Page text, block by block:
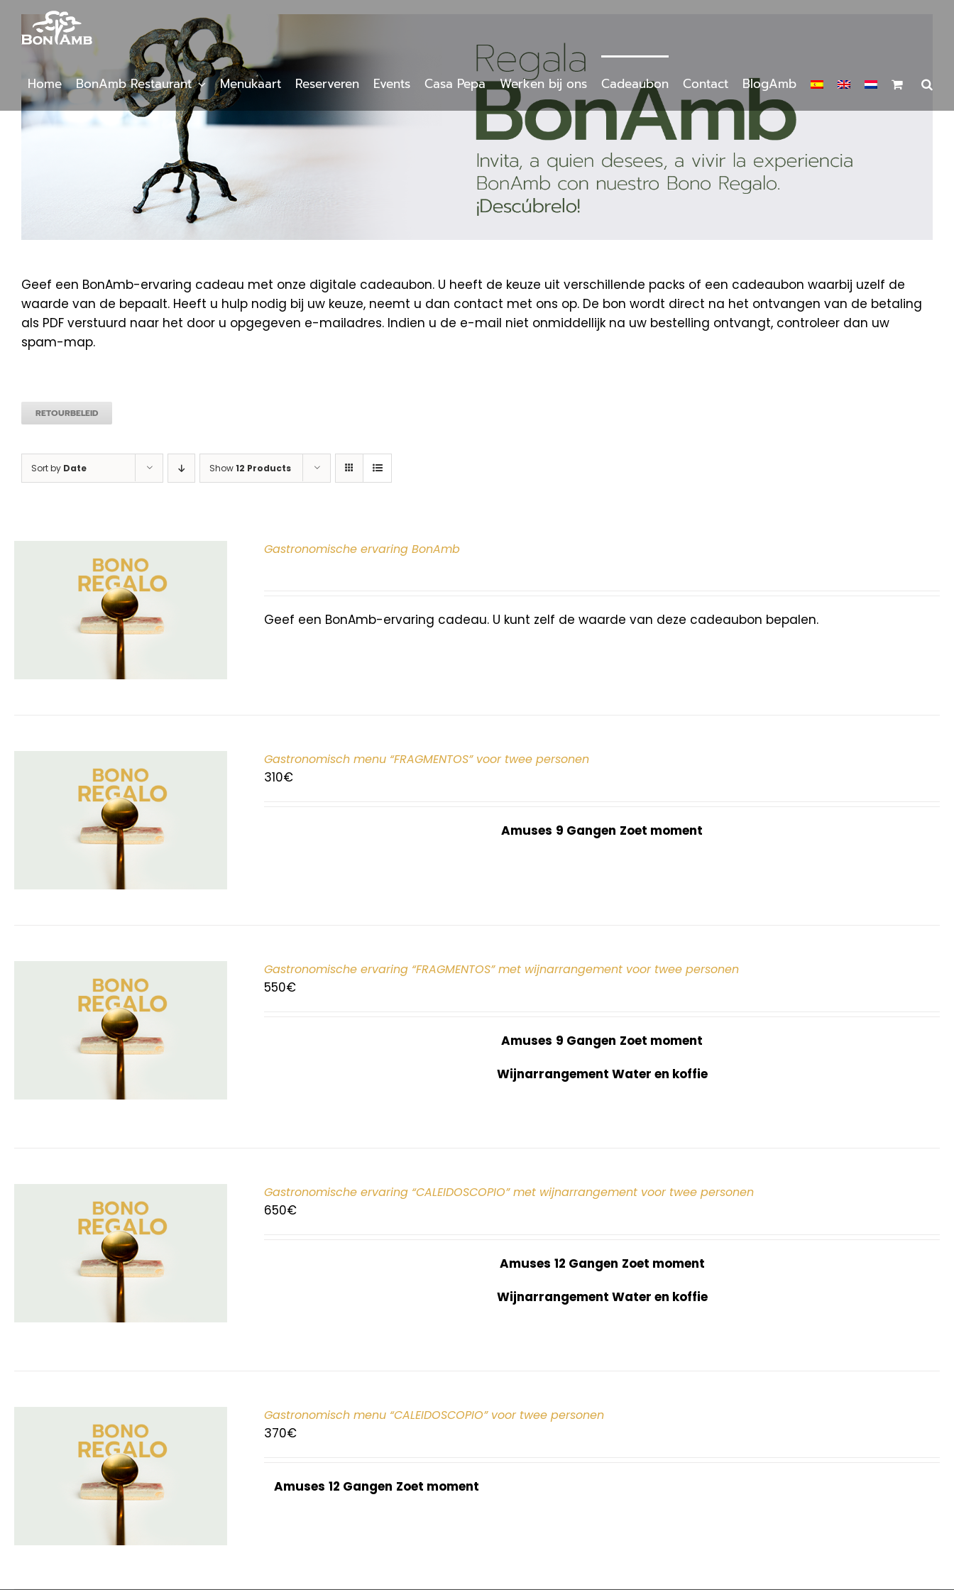
content
Home BonAmb Restaurant Menukaart Reserveren Events Casa Pepa Werken bij ons Cadeaubon Contact BlogAmb
Geef een BonAmb-ervaring cadeau met onze digitale cadeaubon. U heeft de keuze uit verschillende packs of een cadeaubon waarbij uzelf de
waarde van de bepaalt. Heeft u hulp nodig bij uw keuze, neemt u dan contact met ons op. De bon wordt direct na het ontvangen van de betaling
als PDF verstuurd naar het door u opgegeven e-mailadres. Indien u de e-mail niet onmiddellijk na uw bestelling ontvangt, controleer dan uw
spam-map.
RETOURBELEID
Sort by Date Show12 Products
Gastronomische ervaring BonAmb
Geef een BonAmb-ervaring cadeau. U kunt zelf de waarde van deze cadeaubon bepalen.
Gastronomisch menu “FRAGMENTOS” voor twee personen
310€
Amuses 9 Gangen Zoet moment
Gastronomische ervaring “FRAGMENTOS” met wijnarrangement voor twee personen
550€
Amuses 9 Gangen Zoet moment
Wijnarrangement Water en koffie
Gastronomische ervaring “CALEIDOSCOPIO” met wijnarrangement voor twee personen
650€
Amuses 12 Gangen Zoet moment
Wijnarrangement Water en koffie
Gastronomisch menu “CALEIDOSCOPIO” voor twee personen
370€
Amuses 12 Gangen Zoet moment